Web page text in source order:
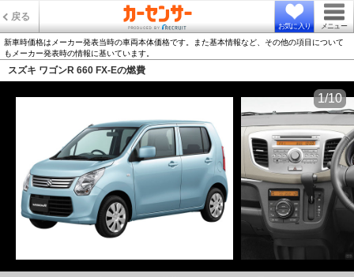
戻る
お気に入り メニュー
新車時価格はメーカー発表当時の車両本体価格です。また基本情報など、その他の項目について
もメーカー発表時の情報に基いています。
スズキ ワゴンR 660 FX-Eの燃費
1/10